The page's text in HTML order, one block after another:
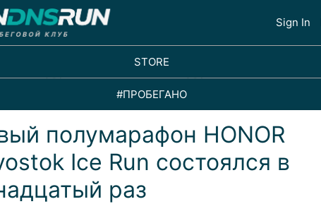
Sign In
STORE
#ПРОБЕГАНО
полумарафон HONOR
Ice Run состоялся в
раз